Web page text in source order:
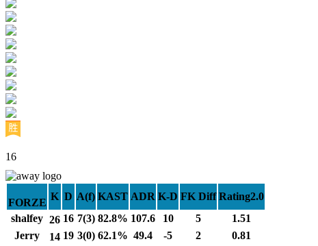
16
FORZE
K D A(f) KAST ADR K-D FK Diff Rating2.0
shalfey 26 16 7(3) 82.8% 107.6 10 5
1.51
Jerry
14 19 3(0) 62.1% 49.4 -5 2
0.81